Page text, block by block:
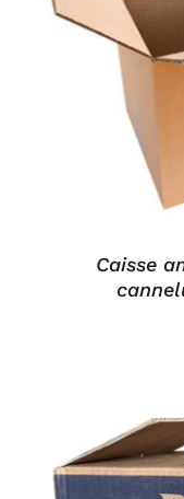
DÉTAILS
Caisse